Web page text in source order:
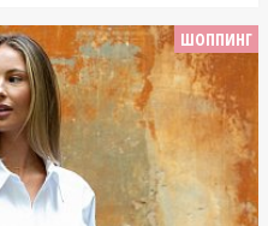
ШОППИНГ